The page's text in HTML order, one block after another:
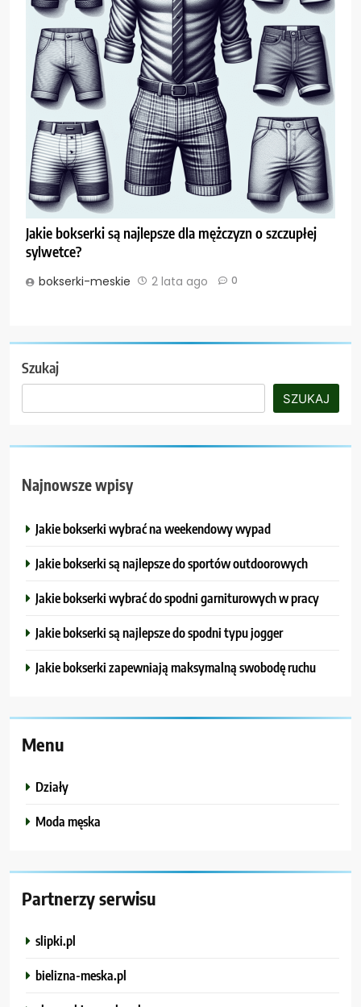
Jakie bokserki są najlepsze dla mężczyzn o szczupłej
sylwetce?
bokserki-meskie 2 lata ago 0
Szukaj
SZUKAJ
Najnowsze wpisy
Jakie bokserki wybrać na weekendowy wypad
Jakie bokserki są najlepsze do sportów outdoorowych
Jakie bokserki wybrać do spodni garniturowych w pracy
Jakie bokserki są najlepsze do spodni typu jogger
Jakie bokserki zapewniają maksymalną swobodę ruchu
Menu
Działy
Moda męska
Partnerzy serwisu
slipki.pl
bielizna-meska.pl